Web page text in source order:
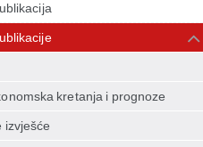
kretanja i prognoze
izvješće